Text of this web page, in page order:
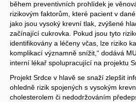
během preventivních prohlídek je
rizikovým faktorům, které pacient v
jako jsou vysoký krevní tlak, zvýšené
začínající cukrovka. Pokud jsou tyto
identifikovány a léčeny včas, lze riziko
komplikací významně snížit,“ dodává
interní lékař spolupracující na projektu
Projekt Srdce v hlavě se snaží zlepšit
ohledně rizik spojených s vysokým
cholesterolem či nedodržováním